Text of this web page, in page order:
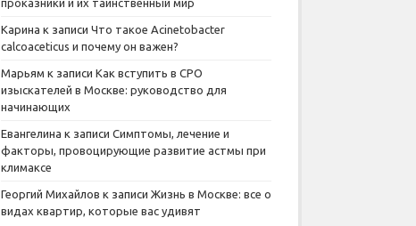
проказники и их таинственный мир
Карина к записи Что такое Acinetobacter
calcoaceticus и почему он важен?
Марьям к записи Как вступить в СРО
изыскателей в Москве: руководство для
начинающих
Евангелина к записи Симптомы, лечение и
факторы, провоцирующие развитие астмы при
климаксе
Георгий Михайлов к записи Жизнь в Москве: все о
видах квартир, которые вас удивят